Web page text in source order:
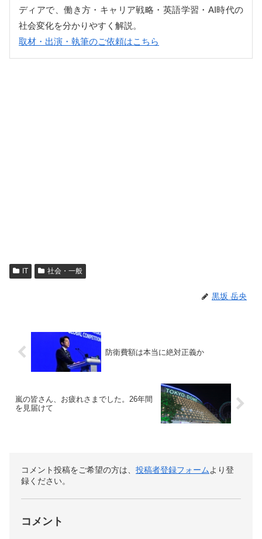
ディアで、働き方・キャリア戦略・英語学習・AI時代の
社会変化を分かりやすく解説。
取材・出演・執筆のご依頼はこちら
IT 社会・一般
黒坂 岳央
防衛費額は本当に絶対正義か
嵐の皆さん、お疲れさまでした。26年間
を見届けて
コメント投稿をご希望の方は、 投稿者登録フォームより登
録ください。
コメント